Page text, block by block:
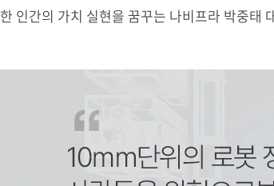
한 인간의 가치 실현을 꿈꾸는 나비프라 박중태